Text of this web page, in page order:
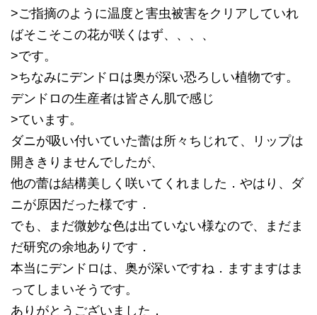
>ご指摘のように温度と害虫被害をクリアしていれ
ばそこそこの花が咲くはず、、、、
>です。
>ちなみにデンドロは奥が深い恐ろしい植物です。
デンドロの生産者は皆さん肌で感じ
>ています。
ダニが吸い付いていた蕾は所々ちじれて、リップは
開ききりませんでしたが、
他の蕾は結構美しく咲いてくれました．やはり、ダ
ニが原因だった様です．
でも、まだ微妙な色は出ていない様なので、まだま
だ研究の余地ありです．
本当にデンドロは、奥が深いですね．ますますはま
ってしまいそうです。
ありがとうございました．